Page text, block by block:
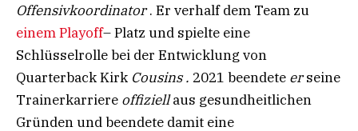
Offensivkoordinator. Er verhalf dem Team zu
einem Playoff– Platz und spielte eine
Schlüsselrolle bei der Entwicklung von
Quarterback Kirk Cousins . 2021 beendete erseine
Trainerkarriere offiziellaus gesundheitlichen
Gründen und beendete damit eine